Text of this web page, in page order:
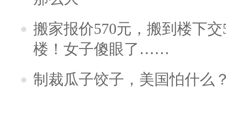
搬家报价570元，搬到楼下
楼！女子傻眼了……
制裁瓜子饺子，美国怕什么